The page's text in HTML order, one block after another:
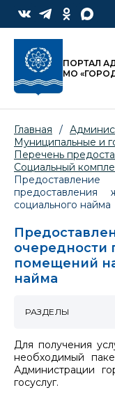
ПОРТАЛ
МО
Главная /
Муниципальные и
Перечень
Социальный
социального найма
очередности
помещений
найма
Для получения
необходимый
Администрации
госуслуг.
РАЗДЕЛЫ